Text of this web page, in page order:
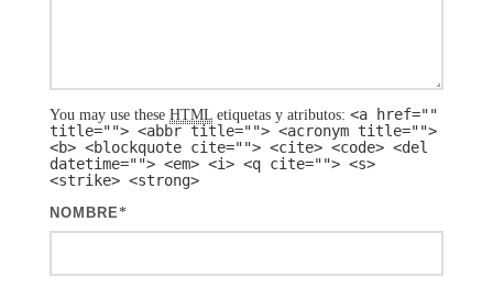
You may use these HTML etiquetas y atributos: <a href=""
title=""> <abbr title=""> <acronym title="">
<b> <blockquote cite=""> <cite> <code> <del
datetime=""> <em> <i> <q cite=""> <s>
<strike> <strong>
NOMBRE*